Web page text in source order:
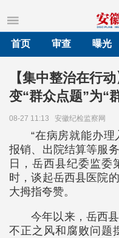
首页
审查 曝光
【集中整治在行
变“群众点题”为“
08-27 11:13 安徽纪检监察网
“在病房就能办
报销、出院结算等服
日，岳西县纪委监委
时，谈起岳西县医院
大拇指夸赞。
今年以来，岳西
不正之风和腐败问题